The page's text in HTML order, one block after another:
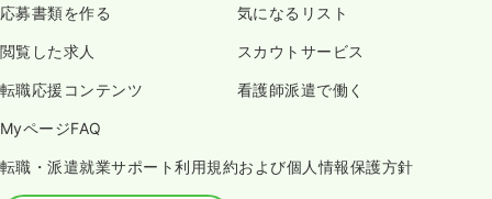
応募書類を作る 気になるリスト
閲覧した求人 スカウトサービス
転職応援コンテンツ 看護師派遣で働く
MyページFAQ
転職・派遣就業サポート利用規約および個人情報保護方針